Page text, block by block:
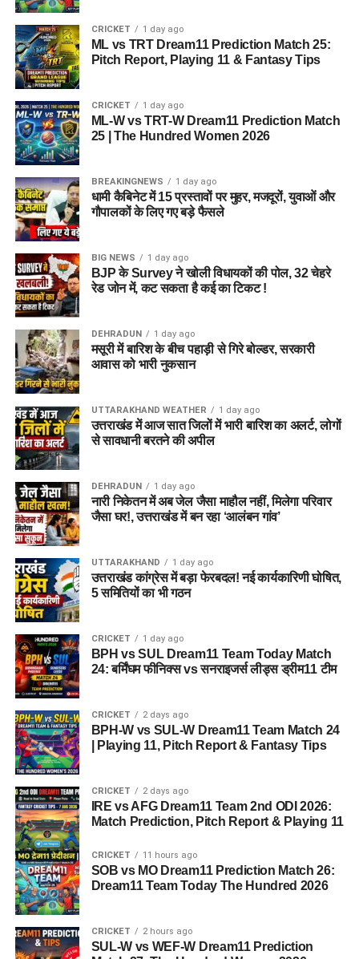
नदी किनारे रहने वाले लोगों से सतर्क रहने
की अपील
वाले यात्रियों से सतर्क रहने की अपील की है। लगातार बारिश के बीच
भूस्खलन की घटनाओं को देखते हुए संवेदनशील क्षेत्रों में निगरानी बढ़ा दी गई
है।
CRICKET 1 day ago
ML vs TRT Dream11 Prediction Match 25:
Pitch Report, Playing 11 & Fantasy Tips
CRICKET 1 day ago
ML-W vs TRT-W Dream11 Prediction Match
25 | The Hundred Women 2026
BREAKINGNEWS 1 day ago
धामी कैबिनेट में 15 प्रस्तावों पर मुहर, मजदूरों, युवाओं और
गौपालकों के लिए गए बड़े फैसले
BIG NEWS 1 day ago
BJP के Survey ने खोली विधायकों की पोल, 32 चेहरे
रेड जोन में, कट सकता है कई का टिकट !
DEHRADUN 1 day ago
मसूरी में बारिश के बीच पहाड़ी से गिरे बोल्डर, सरकारी
आवास को भारी नुकसान
UTTARAKHAND WEATHER 1 day ago
उत्तराखंड में आज सात जिलों में भारी बारिश का अलर्ट, लोगों
से सावधानी बरतने की अपील
DEHRADUN 1 day ago
नारी निकेतन में अब जेल जैसा माहौल नहीं, मिलेगा परिवार
जैसा घर!, उत्तराखंड में बन रहा ‘आलंबन गांव’
UTTARAKHAND 1 day ago
उत्तराखंड कांग्रेस में बड़ा फेरबदल! नई कार्यकारिणी घोषित,
5 समितियों का भी गठन
CRICKET 1 day ago
BPH vs SUL Dream11 Team Today Match
24: बर्मिंघम फीनिक्स vs सनराइजर्स लीड्स ड्रीम11 टीम
CRICKET 2 days ago
BPH-W vs SUL-W Dream11 Team Match 24
| Playing 11, Pitch Report & Fantasy Tips
CRICKET 2 days ago
IRE vs AFG Dream11 Team 2nd ODI 2026:
Match Prediction, Pitch Report & Playing 11
CRICKET 11 hours ago
SOB vs MO Dream11 Prediction Match 26:
Dream11 Team Today The Hundred 2026
CRICKET 2 hours ago
SUL-W vs WEF-W Dream11 Prediction